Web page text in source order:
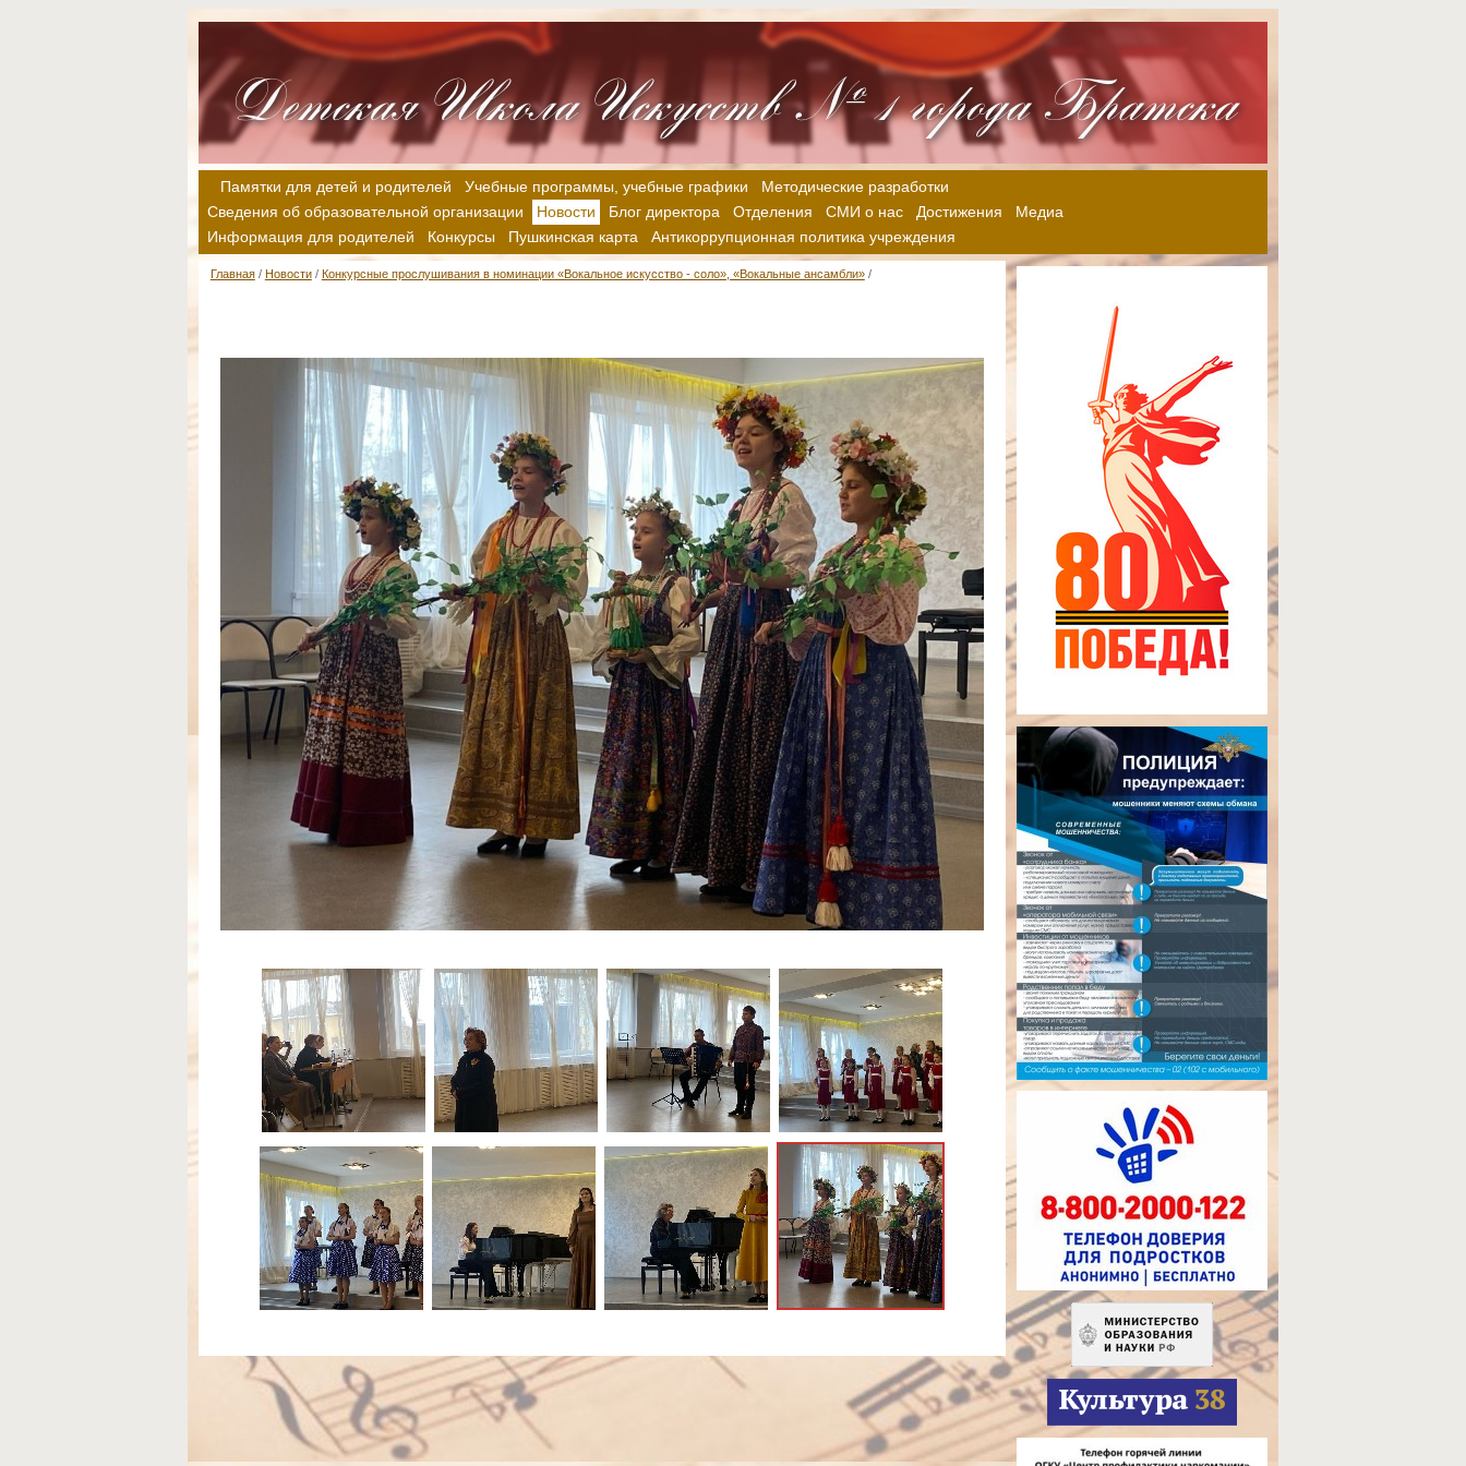
Памятки для детей и родителей Учебные программы, учебные графики
Методические разработки
Сведения об образовательной организации
Новости Блог директора Отделения СМИ о нас Достижения
Медиа
Информация для родителей
Конкурсы Пушкинская карта Антикоррупционная политика учреждения
Главная/ Новости/ Конкурсные прослушивания в номинации «Вокальное искусство - соло», «Вокальные ансамбли»/